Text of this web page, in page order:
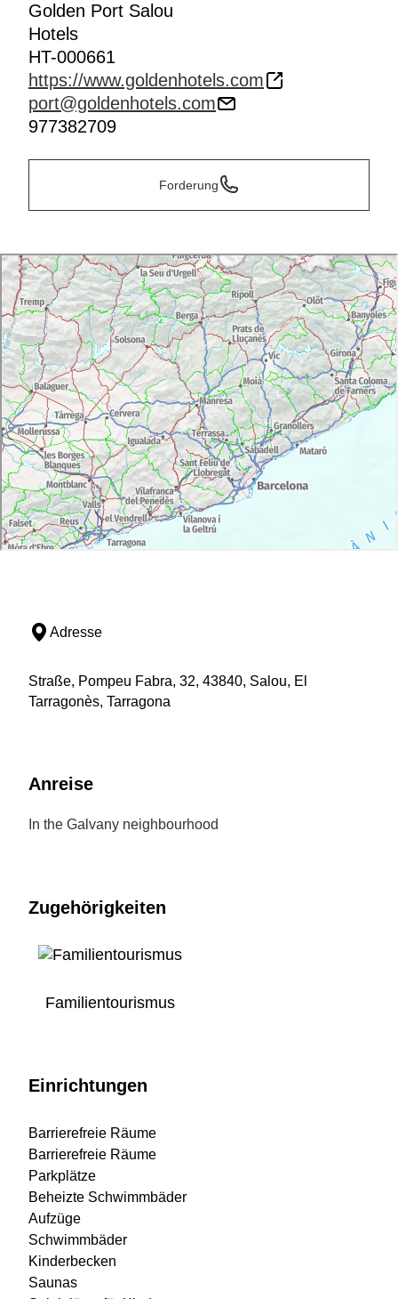
Golden Port Salou
Hotels
HT-000661
https://www.goldenhotels.com
port@goldenhotels.com
977382709
Forderung
Adresse
Straße, Pompeu Fabra, 32, 43840, Salou, El
Tarragonès, Tarragona
Anreise
In the Galvany neighbourhood
Zugehörigkeiten
Familientourismus
Einrichtungen
Barrierefreie Räume
Barrierefreie Räume
Parkplätze
Beheizte Schwimmbäder
Aufzüge
Schwimmbäder
Kinderbecken
Saunas